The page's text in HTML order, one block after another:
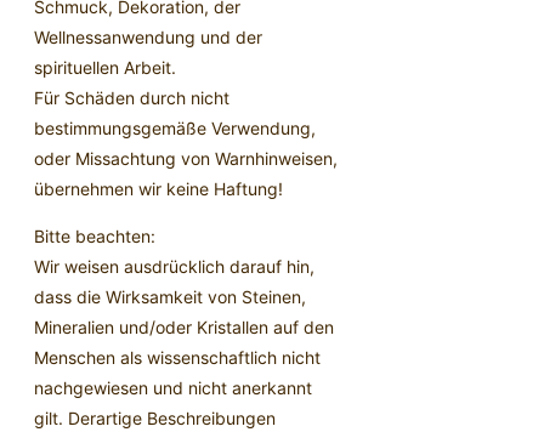
Schmuck, Dekoration, der
Wellnessanwendung und der
spirituellen Arbeit.
Für Schäden durch nicht
bestimmungsgemäße Verwendung,
oder Missachtung von Warnhinweisen,
übernehmen wir keine Haftung!
Bitte beachten:
Wir weisen ausdrücklich darauf hin,
dass die Wirksamkeit von Steinen,
Mineralien und/oder Kristallen auf den
Menschen als wissenschaftlich nicht
nachgewiesen und nicht anerkannt
gilt. Derartige Beschreibungen